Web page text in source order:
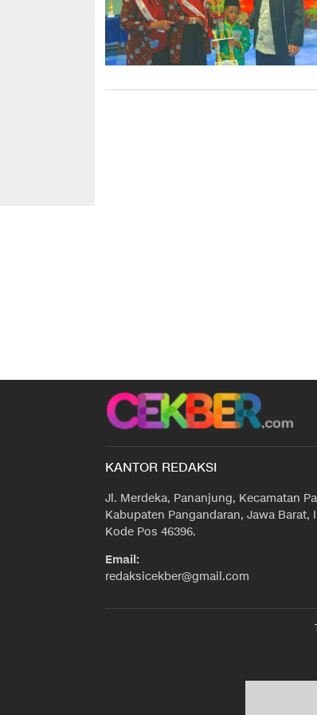
KANTOR REDAKSI
Jl. Merdeka, Pananjung, Kecamatan
Kabupaten Pangandaran, Jawa Barat,
Kode Pos 46396.
Email:
redaksicekber@gmail.com